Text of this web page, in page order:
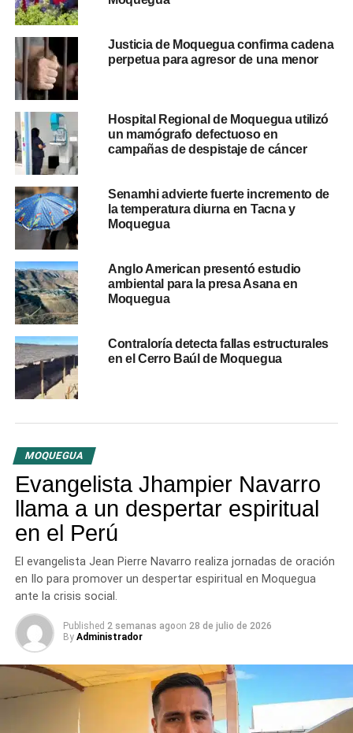
informada sobre el desarrollo de la situación
autoridades para minimizar riesgos.
RELATED TOPICS:
UP NEXT
Proyecto Los Calatos en Moquegua: operación
prevista para 2029
Gobiernos de Moquegua y Arequipa verifican
límites territoriales entre Chilata y Polobaya
Justicia de Moquegua confirma cadena
perpetua para agresor de una menor
Hospital Regional de Moquegua utilizó
un mamógrafo defectuoso en
campañas de despistaje de cáncer
Senamhi advierte fuerte incremento de
la temperatura diurna en Tacna y
Moquegua
Anglo American presentó estudio
ambiental para la presa Asana en
Moquegua
Contraloría detecta fallas estructurales
en el Cerro Baúl de Moquegua
MOQUEGUA
Evangelista Jhampier Navarro
llama a un despertar espiritual
en el Perú
El evangelista Jean Pierre Navarro realiza jornadas de oración
en Ilo para promover un despertar espiritual en Moquegua
ante la crisis social.
Published 2 semanas agoon 28 de julio de 2026
By Administrador